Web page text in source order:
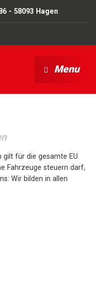
- 58093 Hagen
Menu
gilt für die gesamte EU.
Fahrzeuge steuern darf,
Wir bilden in allen